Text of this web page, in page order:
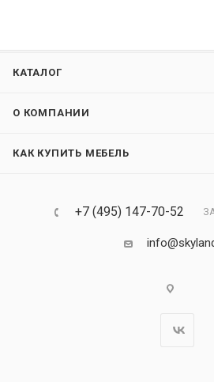
КАТАЛОГ
О КОМПАНИИ
КАК КУПИТЬ МЕБЕЛЬ
+7 (495) 147-70-52